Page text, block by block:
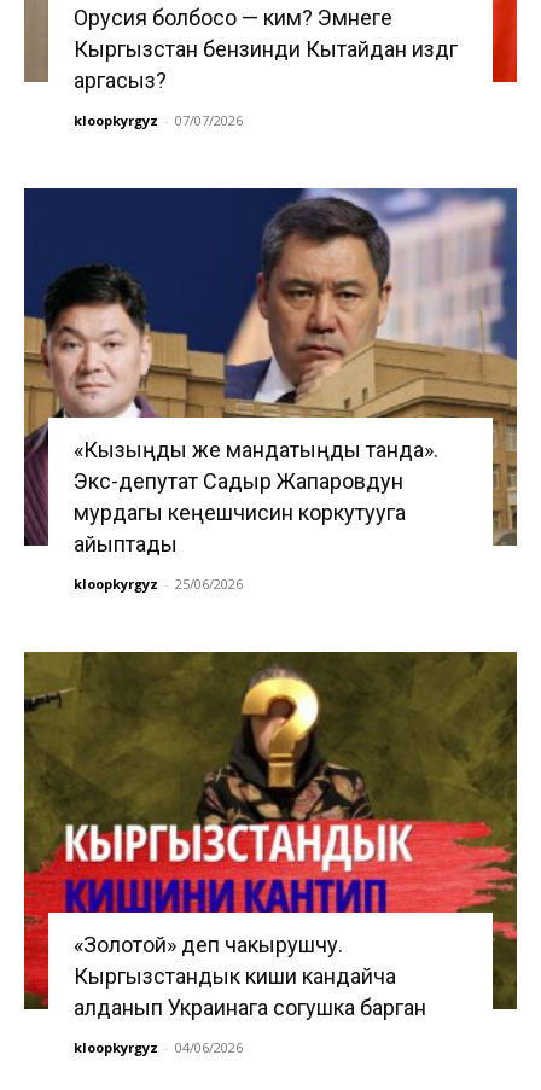
Орусия болбосо — ким? Эмнеге
Кыргызстан бензинди Кытайдан издөөгө
аргасыз?
kloopkyrgyz - 07/07/2026
«Кызыңды же мандатыңды танда».
Экс-депутат Садыр Жапаровдун
мурдагы кеңешчисин коркутууга
айыптады
kloopkyrgyz - 25/06/2026
«Золотой» деп чакырушчу.
Кыргызстандык киши кандайча
алданып Украинага согушка барган
kloopkyrgyz - 04/06/2026